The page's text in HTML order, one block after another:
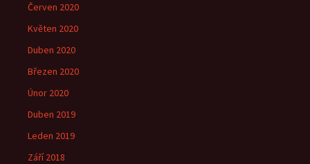
Červen 2020
Květen 2020
Duben 2020
Březen 2020
Únor 2020
Duben 2019
Leden 2019
Září 2018